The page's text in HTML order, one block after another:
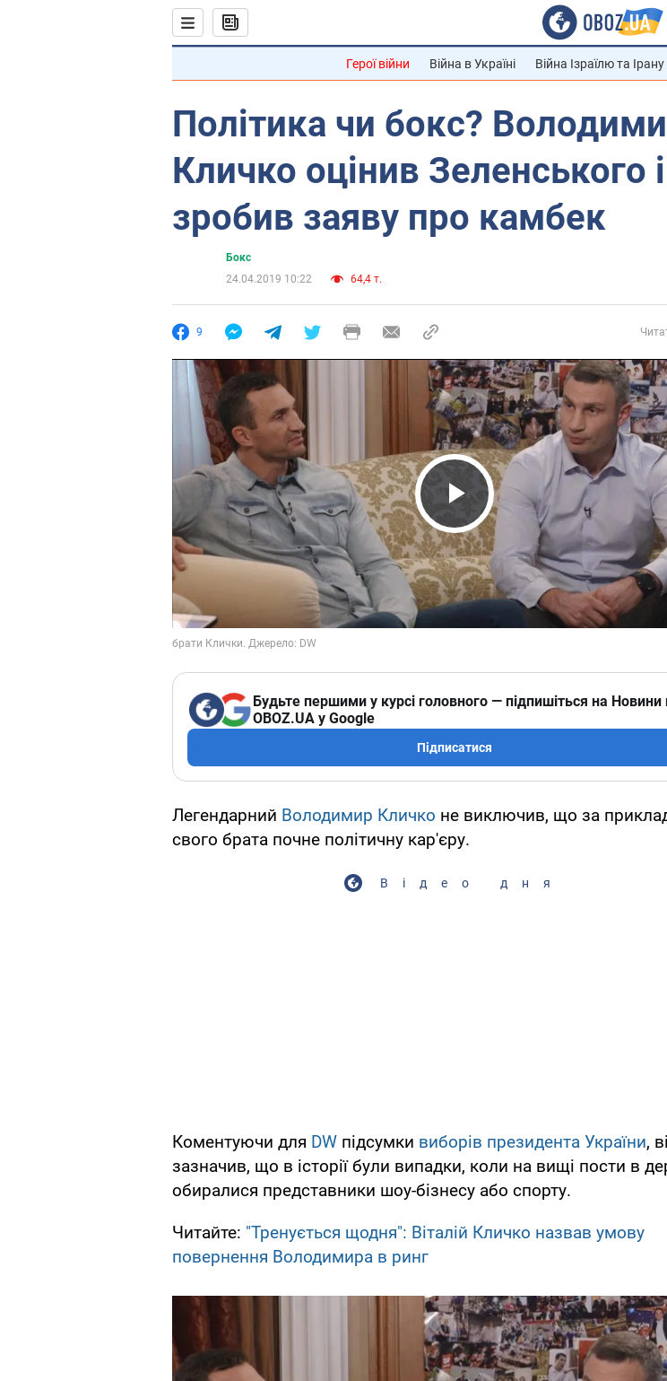
Герої війни Війна в Україні Війна Ізраїлю та Ірану
Політика чи бокс?
Кличко оцінив Зеленського і
зробив заяву про камбек
Бокс
24.04.2019 10:22
64,4 т.
9
Play Video
Будьте першими у курсі головного — підпишіться на Новини
OBOZ.UA у Google
Підписатися
Легендарний Володимир Кличко не виключив, що за
свого брата почне політичну кар'єру.
Відео дня
Коментуючи для DW підсумки виборів президента України,
зазначив, що в історії були випадки, коли на вищі пости в
обиралися представники шоу-бізнесу або спорту.
Читайте: "Тренується щодня": Віталій Кличко назвав умову
повернення Володимира в ринг